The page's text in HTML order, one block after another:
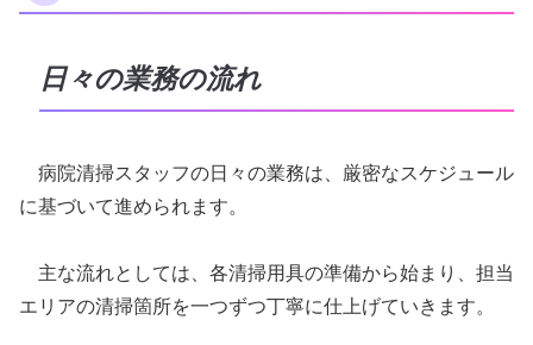
日々の業務の流れ
病院清掃スタッフの日々の業務は、厳密なスケジュール
に基づいて進められます。
主な流れとしては、各清掃用具の準備から始まり、担当
エリアの清掃箇所を一つずつ丁寧に仕上げていきます。